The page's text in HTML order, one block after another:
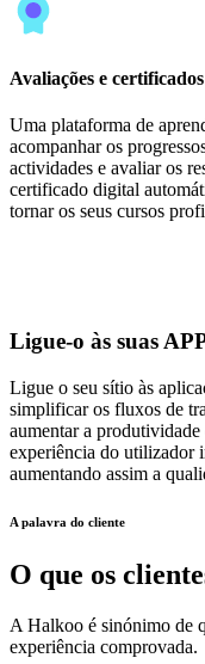
Avaliações e
Uma plataforma de
acompanhar os
actividades e avaliar os
certificado digital
tornar os seus cursos
Ligue-o às suas
Ligue o seu sítio às
simplificar os fluxos de
aumentar a
experiência do utilizador
aumentando assim a
A palavra do cliente
O que os
A Halkoo é sinónimo de
experiência comprovada.